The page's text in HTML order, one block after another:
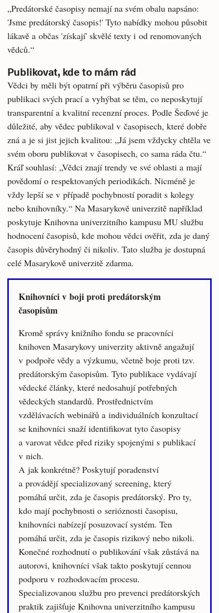
„Predátorské časopisy nemají na svém obalu napsáno:
'Jsme predátorský časopis!' Tyto nabídky mohou působit
lákavě a občas 'získají' skvělé texty i od renomovaných
vědců.“
Publikovat, kde to mám rád
Vědci by měli být opatrní při výběru časopisů pro
publikaci svých prací a vyhýbat se těm, co neposkytují
transparentní a kvalitní recenzní proces. Podle Šeďové je
důležité, aby vědec publikoval v časopisech, které dobře
zná a je si jist jejich kvalitou: „Já jsem vždycky chtěla ve
svém oboru publikovat v časopisech, co sama ráda čtu.“
Kráľ souhlasí: „Vědci znají trendy ve své oblasti a mají
povědomí o respektovaných periodikách. Nicméně je
vždy lepší se v případě pochybností poradit s kolegy
nebo knihovníky.“ Na Masarykově univerzitě například
poskytuje Knihovna univerzitního kampusu MU službu
hodnocení časopisů, kde mohou vědci ověřit, zda je daný
časopis důvěryhodný či nikoliv. Tato služba je dostupná
celé Masarykově univerzitě zdarma.
Knihovníci v boji proti predátorským
časopisům
Kromě správy knižního fondu se pracovníci
knihoven Masarykovy univerzity aktivně angažují
v podpoře vědy a výzkumu, včetně boje proti tzv.
predátorským časopisům. Tyto publikace vydávají
vědecké články, které nedosahují potřebných
vědeckých standardů. Prostřednictvím
vzdělávacích webinářů a individuálních konzultací
se knihovníci snaží identifikovat tyto časopisy
a varovat vědce před riziky spojenými s publikací
v nich.
A jak konkrétně? Poskytují poradenství
a provádějí specializovaný screening, který
pomáhá určit, zda je časopis predátorský. Pro ty,
kdo mají pochybnosti o serióznosti časopisu,
knihovníci nabízejí posuzovací systém. Ten
pomáhá určit, zda je časopis rizikový nebo nikoli.
Konečné rozhodnutí o publikování však zůstává na
autorovi, knihovníci však takto poskytují cennou
podporu v rozhodovacím procesu.
Specializovanou službu pro prevenci predátorských
praktik zajišťuje Knihovna univerzitního kampusu